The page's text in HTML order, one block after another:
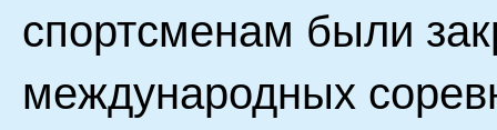
спортсменам были
международных